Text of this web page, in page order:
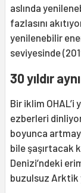
aslında
fazlasını
yenilenebilir
seviyesinde
30 yıldır
Bir iklim OHAL’i
ezberleri
boyunca
bile şaşırtacak
Denizi’ndeki
buzulsuz Arktik